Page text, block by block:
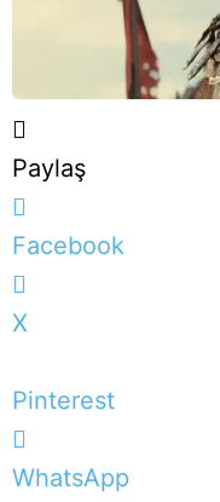
Paylaş
Facebook
X
Pinterest
WhatsApp